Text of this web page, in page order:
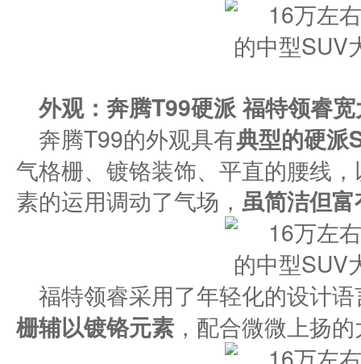
外观：奔腾T99硬派福特领睿
奔腾T99的外观具有典型的硬派
气格栅、镀铬装饰、平直的腰线
素的运用调动了气场， 虽简洁但
福特领睿采用了年轻化的设计
栅辅以镀铬元素 ，配合微微上扬